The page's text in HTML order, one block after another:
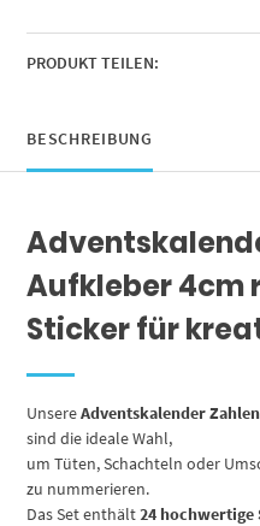
Zahlen
/
rund
/
DIY
zum
Aufkleben
Menge
PRODUKT TEILEN:
BESCHREIBUNG
Aufkleber 4cm
Sticker für
UnsereAdventskalender
sind die ideale Wahl,
um Tüten, Schachteln oder
zu nummerieren.
Das Set enthält24 hochwertige